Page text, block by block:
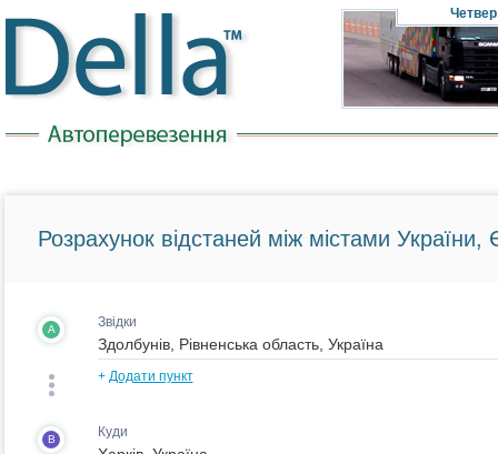
Четвер
Розрахунок відстаней між містами України,
A Звідки
+ Додати пункт
B Куди